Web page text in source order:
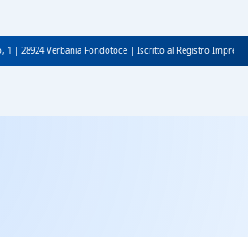
1 | 28924 Verbania Fondotoce | Iscritto al Registro Imprese